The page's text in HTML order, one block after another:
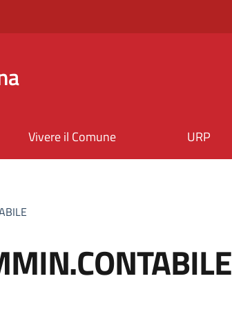
Vivere il Comune URP